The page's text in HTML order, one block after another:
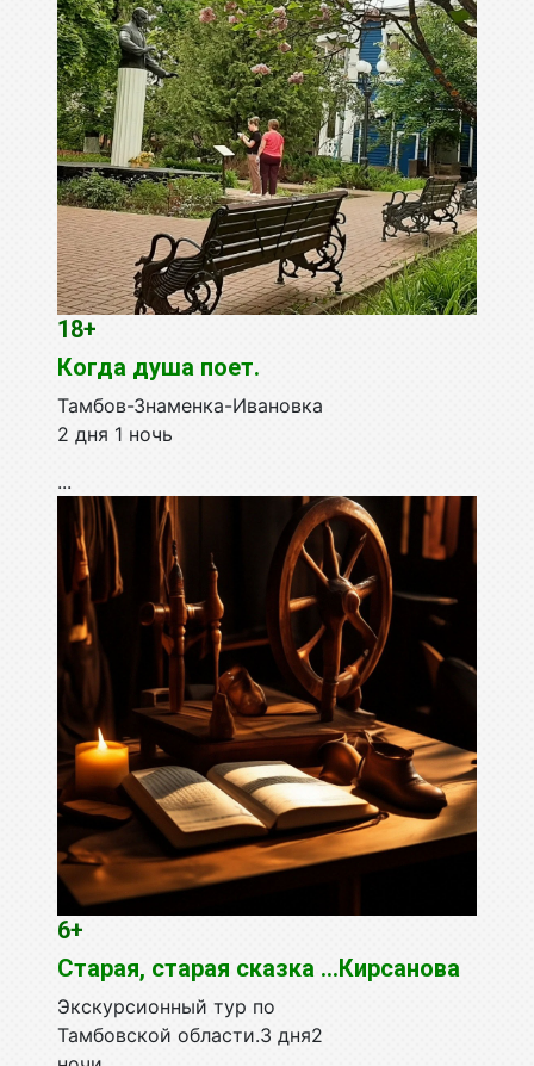
18+
Когда душа поет.
Тамбов-Знаменка-Ивановка
2 дня 1 ночь
...
6+
Старая, старая сказка …Кирсанова
Экскурсионный тур по
Тамбовской области.3 дня2